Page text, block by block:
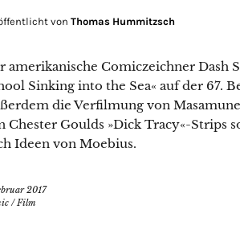
von Thomas Hummitzsch
amerikanische Comiczeichner Dash
Sinking into the Sea« auf der 67.
die Verfilmung von
Chester Goulds »Dick Tracy«-Strips
Ideen von Moebius.
2017
/ Film